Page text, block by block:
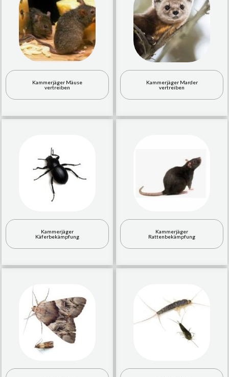
Kammerjäger Mäuse
vertreiben
Kammerjäger Marder
vertreiben
Kammerjäger
Käferbekämpfung
Kammerjäger
Rattenbekämpfung